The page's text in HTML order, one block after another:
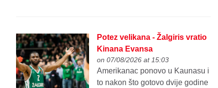
Potez velikana - Žalgiris vratio
Kinana Evansa
on 07/08/2026 at 15:03
Amerikanac ponovo u Kaunasu i
to nakon što gotovo dvije godine